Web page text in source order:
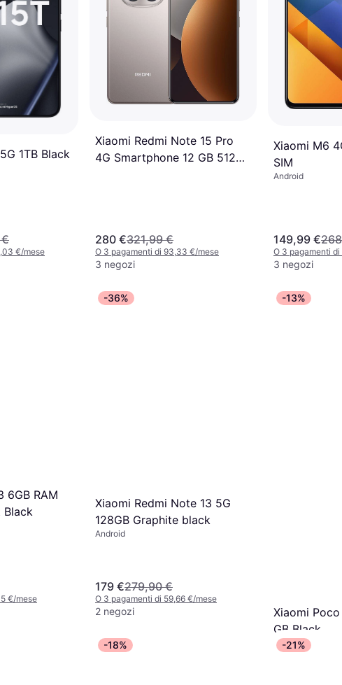
1TB Black
€
€/mese
Xiaomi Redmi Note 15 Pro
4G Smartphone 12 GB 512
280 €321,99 €
O 3 pagamenti di 93,33 €/mese
3 negozi
Xiaomi M6
SIM
Android
149,99 €
O 3 pagamenti
3 negozi
6GB RAM
Black
€/mese
-36%
Xiaomi Redmi Note 13 5G
128GB Graphite black
Android
179 €279,90 €
O 3 pagamenti di 59,66 €/mese
2 negozi
-13%
Xiaomi
GB Black
390 € 449,90
-18% -21%